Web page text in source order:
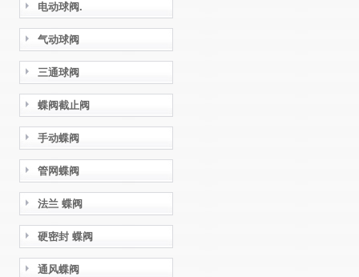
电动球阀.
气动球阀
三通球阀
蝶阀截止阀
手动蝶阀
管网蝶阀
法兰 蝶阀
硬密封 蝶阀
通风蝶阀